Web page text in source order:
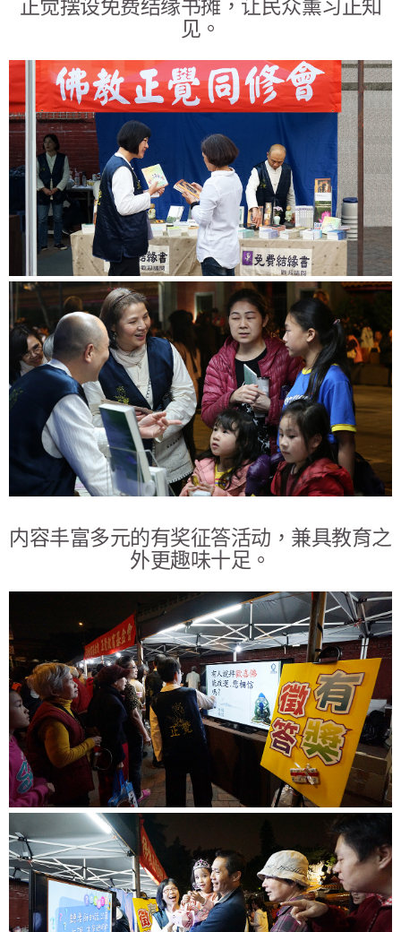
正觉摆设免费结缘书摊，让民众薰习正知
见。
内容丰富多元的有奖征答活动，兼具教育之
外更趣味十足。